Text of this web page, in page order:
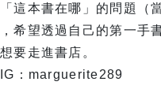
「這本書在哪」的問題（
，希望透過自己的第一手
想要走進書店。
IG：marguerite289